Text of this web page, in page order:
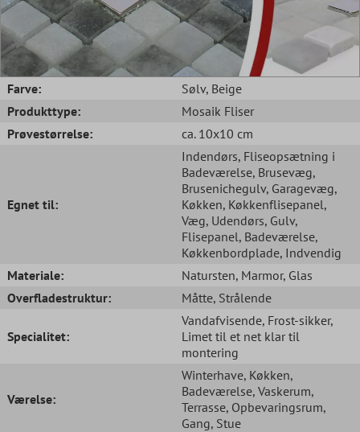
Farve: Sølv, Beige
Produkttype:
Mosaik Fliser
Prøvestørrelse:
ca. 10x10 cm
Egnet til:
Indendørs, Fliseopsætning i
Badeværelse, Brusevæg,
Brusenichegulv, Garagevæg,
Køkken, Køkkenflisepanel,
Væg, Udendørs, Gulv,
Flisepanel, Badeværelse,
Køkkenbordplade, Indvendig
Materiale:
Natursten, Marmor, Glas
Overfladestruktur:
Måtte, Strålende
Specialitet:
Vandafvisende, Frost-sikker,
Limet til et net klar til
montering
Værelse:
Winterhave, Køkken,
Badeværelse, Vaskerum,
Terrasse, Opbevaringsrum,
Gang, Stue